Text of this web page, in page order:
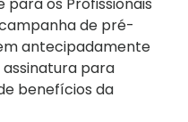
de pré-
antecipadamente
para
benefícios da